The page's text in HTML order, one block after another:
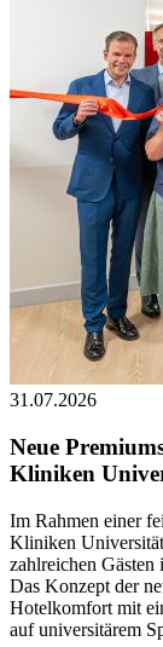
31.07.2026
Neue
Kliniken
Im Rahmen einer
Kliniken
zahlreichen
Das Konzept der
Hotelkomfort mit
auf universitärem